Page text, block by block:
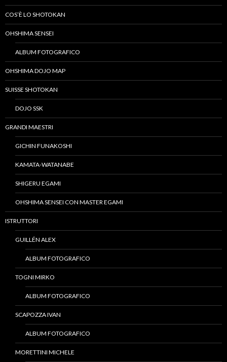
COS’È LO SHOTOKAN
OHSHIMA SENSEI
ALBUM FOTOGRAFICO
OHSHIMA DOJO MAP
SUISSE SHOTOKAN
DOJO SSK
GRANDI MAESTRI
GICHIN FUNAKOSHI
KAMATA-WATANABE
SHIGERU EGAMI
OHSHIMA SENSEI CON MASTER EGAMI
ISTRUTTORI
GUILLÉN ALEX
ALBUM FOTOGRAFICO
TOGNI MIRKO
ALBUM FOTOGRAFICO
SCAPOZZA IVAN
ALBUM FOTOGRAFICO
MORETTINI MICHELE